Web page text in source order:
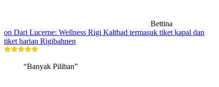
Bettina
on Dari Lucerne: Wellness Rigi Kaltbad termasuk tiket kapal dan
tiket harian Rigibahnen
“Banyak Pilihan”